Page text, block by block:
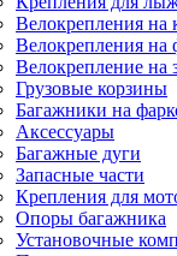
Велокрепления
Велокрепления на
Велокрепление на
Грузовые корзины
Багажники на
Аксессуары
Багажные дуги
Запасные части
Крепления для
Опоры багажника
Установочные